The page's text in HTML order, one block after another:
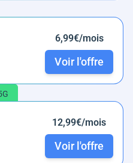
6,99€/mois
Voir l'offre
12,99€/mois
Voir l'offre